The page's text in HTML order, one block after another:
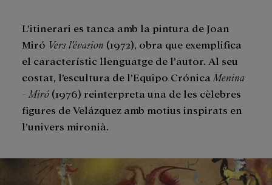
L’itinerari es tanca amb la pintura de Joan
Miró Vers l’évasion (1972), obra que exemplifica
el característic llenguatge de l’autor. Al seu
costat, l’escultura de l’Equipo Crónica Menina
- Miró (1976) reinterpreta una de les cèlebres
figures de Velázquez amb motius inspirats en
l’univers mironià.